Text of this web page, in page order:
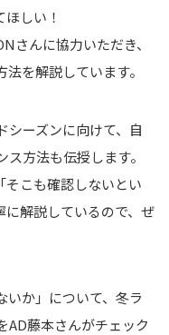
しい！
さんに協力いただき、
を解説しています。
シーズンに向けて、自
方法も伝授します。
そこも確認しないとい
解説しているので、ぜ
いか」について、冬ラ
AD藤本さんがチェック